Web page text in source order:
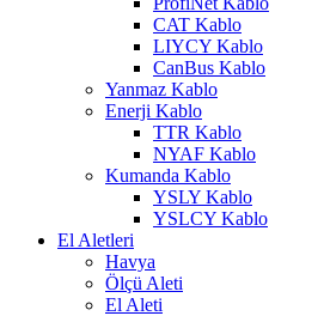
CAT Kablo
LIYCY Kablo
CanBus Kablo
Yanmaz Kablo
Enerji Kablo
TTR Kablo
NYAF Kablo
Kumanda Kablo
YSLY Kablo
YSLCY Kablo
El Aletleri
Havya
Ölçü Aleti
El Aleti